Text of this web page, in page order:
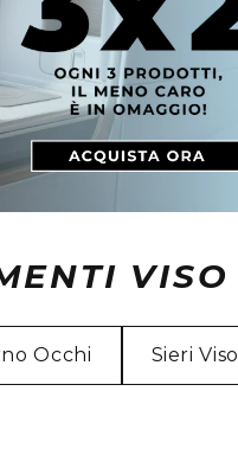
VISO
Occhi Sieri Viso